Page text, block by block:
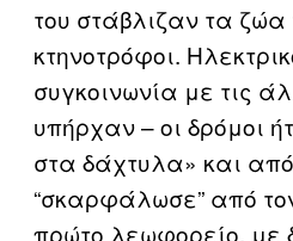
του στάβλιζαν τα ζώα
κτηνοτρόφοι.
συγκοινωνία με τις
υπήρχαν – οι δρόμοι
στα δάχτυλα» και
“σκαρφάλωσε” από
πρώτο λεωφορείο, με